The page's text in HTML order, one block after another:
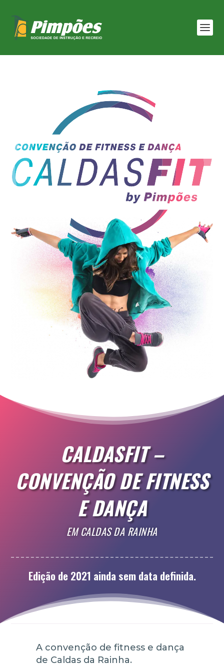
CALDASFIT –
CONVENÇÃO DE FITNESS
E DANÇA
EM CALDAS DA RAINHA
Edição de 2021 ainda sem data definida.
A convenção de fitness e dança
de Caldas da Rainha.